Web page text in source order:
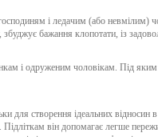
і ледачим (або невмілим)
бажання клопотати, із
і одруженим чоловікам. Під яким
для створення ідеальних відносин
Підліткам він допомагає легше